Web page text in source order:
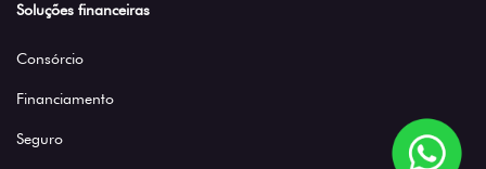
Soluções financeiras
Consórcio
Financiamento
Seguro